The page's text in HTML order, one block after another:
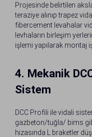
Projesinde belirtilen
teraziye alınıp trapez
fibercement levahalar
levhaların birleşim
işlemi yapılarak montaj
4. Mekanik
Sistem
DCC Profili ile vidali
gazbeton/tuğla/ bims
hizasında L braketler